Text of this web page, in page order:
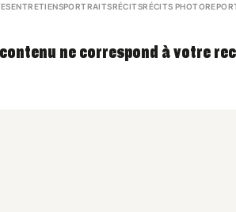
ENTRETIENSPORTRAITSRÉCITSRÉCITS PHOTO
ne correspond à votre